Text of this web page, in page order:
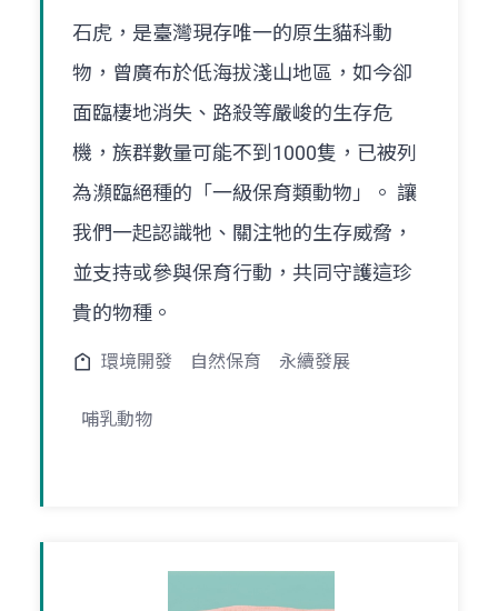
石虎，是臺灣現存唯一的原生貓科動
物，曾廣布於低海拔淺山地區，如今卻
面臨棲地消失、路殺等嚴峻的生存危
機，族群數量可能不到1000隻，已被列
為瀕臨絕種的「一級保育類動物」。 讓
我們一起認識牠、關注牠的生存威脅，
並支持或參與保育行動，共同守護這珍
貴的物種。
環境開發 自然保育 永續發展
哺乳動物